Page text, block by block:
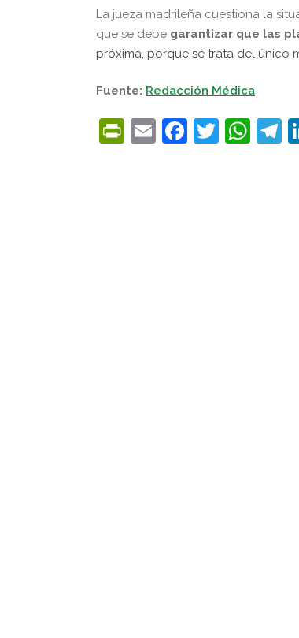
La jueza madrileña cuestiona la
que se debe garantizar que las
próxima, porque se trata del único
Fuente: Redacción Médica
PrintFriendly
Email